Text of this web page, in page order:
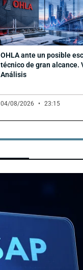
OHLA ante un posible
técnico de gran alcance.
Análisis
04/08/2026 23:15